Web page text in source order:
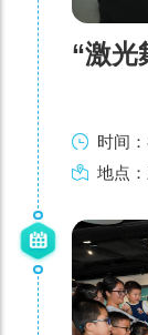
“激光
时间
地点